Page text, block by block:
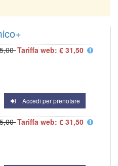
Tariffa web: € 31,50
Accedi per prenotare
Tariffa web: € 31,50